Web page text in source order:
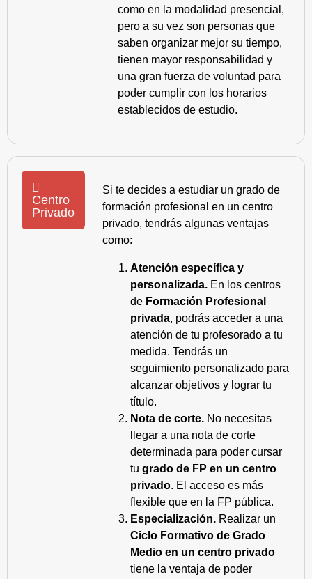
como en la modalidad presencial,
pero a su vez son personas que
saben organizar mejor su tiempo,
tienen mayor responsabilidad y
una gran fuerza de voluntad para
poder cumplir con los horarios
establecidos de estudio.
Centro
Privado
Si te decides a estudiar un grado de
formación profesional en un centro
privado, tendrás algunas ventajas
como:
Atención específica y
personalizada. En los centros
de Formación Profesional
privada, podrás acceder a una
atención de tu profesorado a tu
medida. Tendrás un
seguimiento personalizado para
alcanzar objetivos y lograr tu
título.
Nota de corte. No necesitas
llegar a una nota de corte
determinada para poder cursar
tu grado de FP en un centro
privado. El acceso es más
flexible que en la FP pública.
Especialización. Realizar un
Ciclo Formativo de Grado
Medio en un centro privado
tiene la ventaja de poder